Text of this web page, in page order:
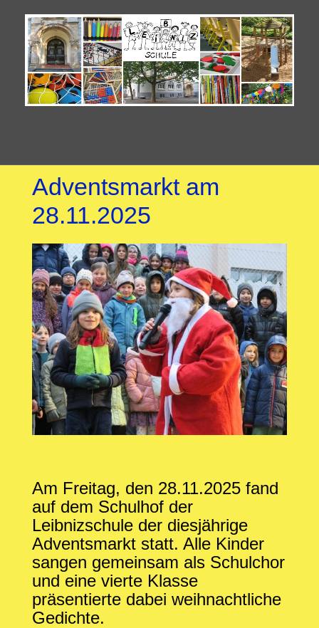
Adventsmarkt am
28.11.2025
Am Freitag, den 28.11.2025 fand
auf dem Schulhof der
Leibnizschule der diesjährige
Adventsmarkt statt. Alle Kinder
sangen gemeinsam als Schulchor
und eine vierte Klasse
präsentierte dabei weihnachtliche
Gedichte.